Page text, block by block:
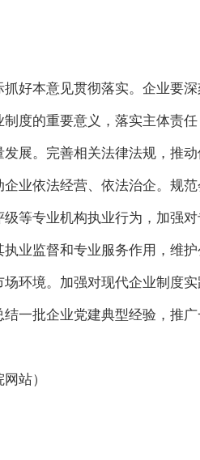
好本意见贯彻落实。企业要
度的重要意义，落实主体责
展。完善相关法律法规，推
业依法经营、依法治企。规范
等专业机构执业行为，加强
业监督和专业服务作用，维
环境。加强对现代企业制度
一批企业党建典型经验，推
站）